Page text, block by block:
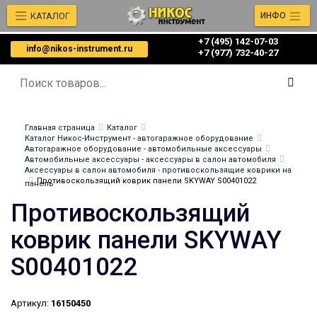
info@nikos-instrument.ru
+7 (495) 142-07-03
‎‎+7 (977) 732-40-27
КАТАЛОГ ИНФО
Главная страница
Каталог
Каталог Никос-Инструмент - автогаражное оборудование
Автогаражное оборудование - автомобильные аксессуары
Автомобильные аксессуары - аксессуары в салон автомобиля
Аксессуары в салон автомобиля - противоскользящие коврики на
панель
Противоскользящий коврик панели SKYWAY S00401022
Противоскользящий
коврик панели SKYWAY
S00401022
Артикул: 16150450